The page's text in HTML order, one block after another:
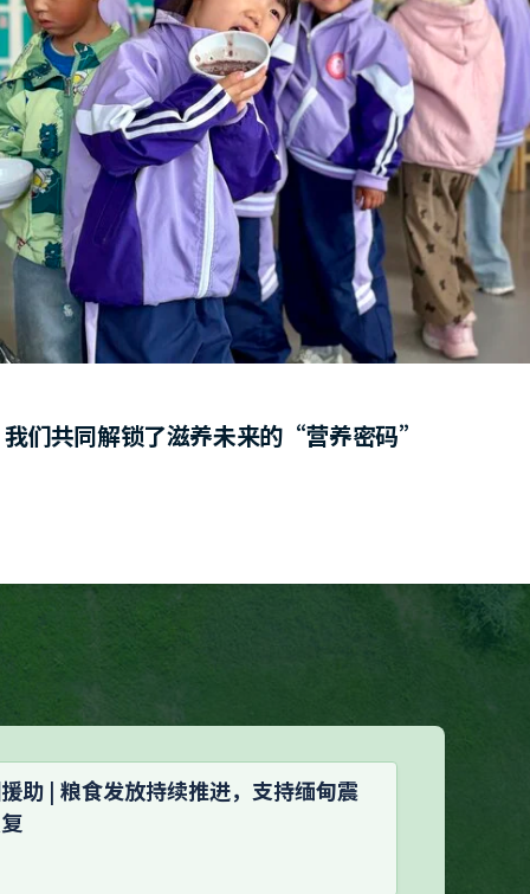
们共同解锁了滋养未来的“营养密码”
助 | 粮食发放持续推进，支持缅甸震